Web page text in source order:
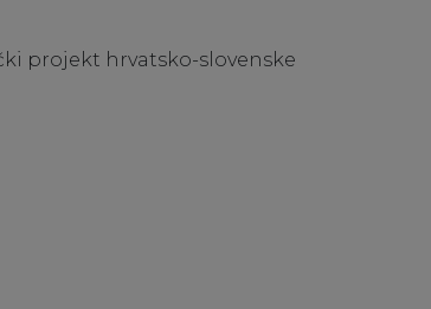
projekt hrvatsko-slovenske